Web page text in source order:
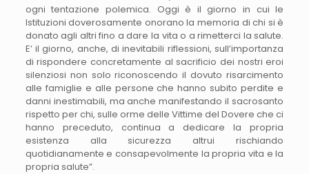
ogni tentazione polemica. Oggi è il giorno in cui le
Istituzioni doverosamente onorano la memoria di chi si è
donato agli altri fino a dare la vita o a rimetterci la salute.
E’ il giorno, anche, di inevitabili riflessioni, sull’importanza
di rispondere concretamente al sacrificio dei nostri eroi
silenziosi non solo riconoscendo il dovuto risarcimento
alle famiglie e alle persone che hanno subito perdite e
danni inestimabili, ma anche manifestando il sacrosanto
rispetto per chi, sulle orme delle Vittime del Dovere che ci
hanno preceduto, continua a dedicare la propria
esistenza alla sicurezza altrui rischiando
quotidianamente e consapevolmente la propria vita e la
propria salute”.